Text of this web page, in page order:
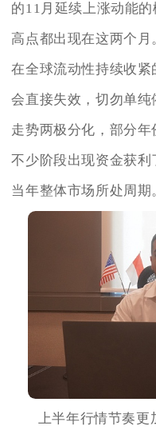
的11月延续上涨动能
高点都出现在这两个月
在全球流动性持续收
会直接失效，切勿单纯
走势两极分化，部分
不少阶段出现资金获
当年整体市场所处周期
上半年行情节奏更